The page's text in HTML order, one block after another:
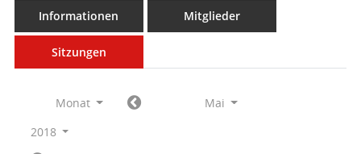
Informationen Mitglieder
Sitzungen
Monat
Mai
2018